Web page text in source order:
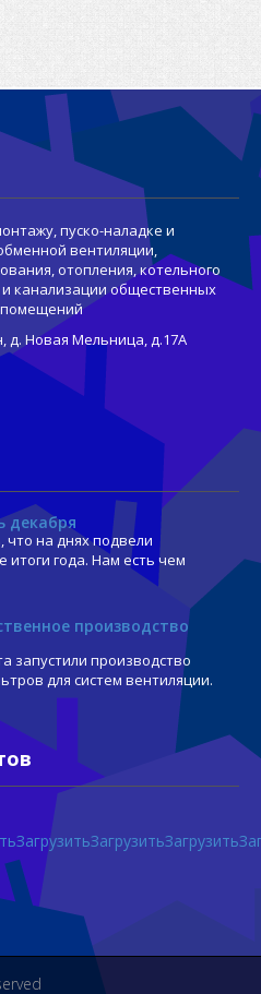
пуско-наладке и
вентиляции,
отопления, котельного
канализации общественных
помещений
д. Новая Мельница, д.17А
декабря
что на днях подвели
года. Нам есть чем
производство
запустили производство
для систем вентиляции.
ЗагрузитьЗагрузитьЗагрузить